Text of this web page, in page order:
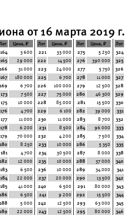
от 16 марта 2019 г.
Цена, ₽
164
3 600
165
29 000
166
31 000
167
180 000
169
6 700
173
7 500
175
10 000
176
4 700
177
11 000
178
6 200
179
70 000
180
8 250
181
4 700
182
12 000
183
6 500
184
22 000
185
41 000
186
6 500
188
5 000
189
22 000
Лот
Цена, ₽
221
33 000
222
14 500
223
24 000
225
6 700
226
100 000
227
75 000
228
85 000
229
6 100
230
11 000
231
8 500
232
4 200
233
10 000
234
30 500
235
10 000
236
10 000
237
20 000
240
6 500
241
9 200
242
12 500
243
12 500
Лот
Цена, ₽
275
5 250
276
390 000
277
5 750
278
11 000
279
12 500
280
46 300
281
15 500
282
39 000
283
8 700
284
96 000
285
7 500
286
5 350
287
8 000
288
37 000
289
34 000
290
13 500
291
80 000
292
15 500
293
63 000
295
80 000
Лот
324
325
326
327
328
329
330
331
332
333
334
335
338
340
341
342
343
344
345
346